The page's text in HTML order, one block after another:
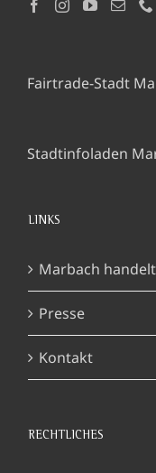
Fairtrade-Stadt
Stadtinfoladen
LINKS
Marbach
Presse
Kontakt
RECHTLICHES